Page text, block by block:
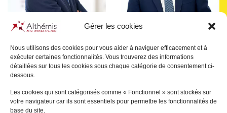
Gérer les cookies
Nous utilisons des cookies pour vous aider à naviguer efficacement et à
exécuter certaines fonctionnalités. Vous trouverez des informations
détaillées sur tous les cookies sous chaque catégorie de consentement ci-
dessous.
Les cookies qui sont catégorisés comme « Fonctionnel » sont stockés sur
votre navigateur car ils sont essentiels pour permettre les fonctionnalités de
base du site.
PascalJULIEN SAINT-
AMAND
PARIS
BertrandSAVOURÉ
+